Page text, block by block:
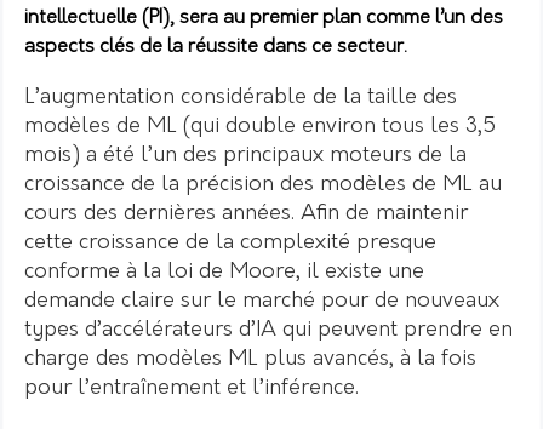
intellectuelle (PI), sera au premier plan comme l’un des
aspects clés de la réussite dans ce secteur.
L’augmentation considérable de la taille des
modèles de ML (qui double environ tous les 3,5
mois) a été l’un des principaux moteurs de la
croissance de la précision des modèles de ML au
cours des dernières années. Afin de maintenir
cette croissance de la complexité presque
conforme à la loi de Moore, il existe une
demande claire sur le marché pour de nouveaux
types d’accélérateurs d’IA qui peuvent prendre en
charge des modèles ML plus avancés, à la fois
pour l’entraînement et l’inférence.